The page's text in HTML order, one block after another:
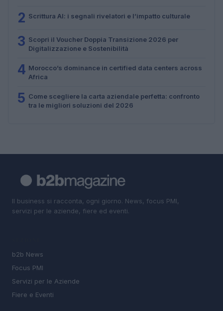
2 Scrittura AI: i segnali rivelatori e l’impatto culturale
3 Scopri il Voucher Doppia Transizione 2026 per
Digitalizzazione e Sostenibilità
4 Morocco’s dominance in certified data centers across
Africa
5 Come scegliere la carta aziendale perfetta: confronto
tra le migliori soluzioni del 2026
Il business si racconta, ogni giorno. News, focus PMI,
servizi per le aziende, fiere ed eventi.
b2b News
Focus PMI
Servizi per le Aziende
Fiere e Eventi